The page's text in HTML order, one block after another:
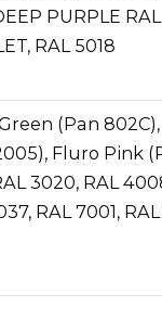
PURPLE
RAL 5018
(Pan
Fluro Pink
3020, RAL
RAL 7001,